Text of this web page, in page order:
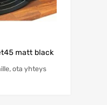
matt black
ota yhteys